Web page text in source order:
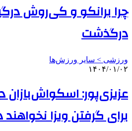
چرا برانکو و کی‌روش
درگذشت
ورزشی > سایر ورزش‌ها
۱۴۰۴/۰۱/۰۲
عزیزی‌پور:
برای گرفتن ویزا